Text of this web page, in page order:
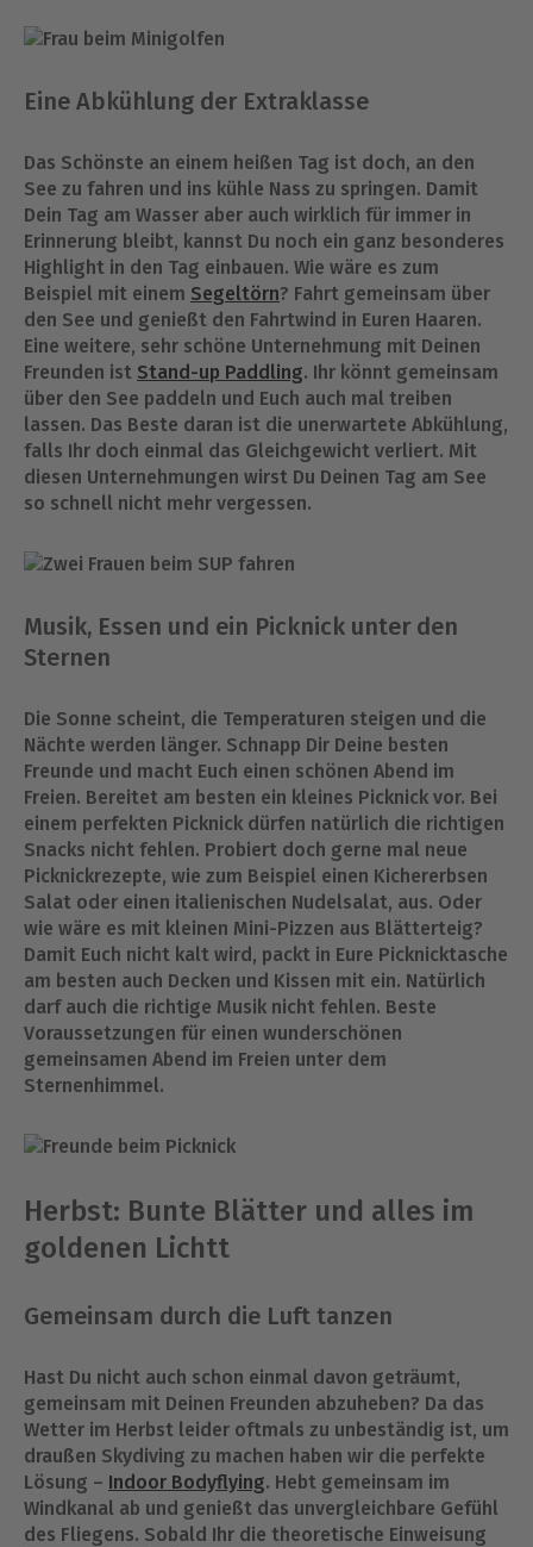
Eine Abkühlung der Extraklasse
Das Schönste an einem heißen Tag ist doch, an den
See zu fahren und ins kühle Nass zu springen. Damit
Dein Tag am Wasser aber auch wirklich für immer in
Erinnerung bleibt, kannst Du noch ein ganz besonderes
Highlight in den Tag einbauen. Wie wäre es zum
Beispiel mit einem Segeltörn? Fahrt gemeinsam über
den See und genießt den Fahrtwind in Euren Haaren.
Eine weitere, sehr schöne Unternehmung mit Deinen
Freunden ist Stand-up Paddling. Ihr könnt gemeinsam
über den See paddeln und Euch auch mal treiben
lassen. Das Beste daran ist die unerwartete Abkühlung,
falls Ihr doch einmal das Gleichgewicht verliert. Mit
diesen Unternehmungen wirst Du Deinen Tag am See
so schnell nicht mehr vergessen.
Musik, Essen und ein Picknick unter den
Sternen
Die Sonne scheint, die Temperaturen steigen und die
Nächte werden länger. Schnapp Dir Deine besten
Freunde und macht Euch einen schönen Abend im
Freien. Bereitet am besten ein kleines Picknick vor. Bei
einem perfekten Picknick dürfen natürlich die richtigen
Snacks nicht fehlen. Probiert doch gerne mal neue
Picknickrezepte, wie zum Beispiel einen Kichererbsen
Salat oder einen italienischen Nudelsalat, aus. Oder
wie wäre es mit kleinen Mini-Pizzen aus Blätterteig?
Damit Euch nicht kalt wird, packt in Eure Picknicktasche
am besten auch Decken und Kissen mit ein. Natürlich
darf auch die richtige Musik nicht fehlen. Beste
Voraussetzungen für einen wunderschönen
gemeinsamen Abend im Freien unter dem
Sternenhimmel.
Herbst: Bunte Blätter und alles im
goldenen Lichtt
Gemeinsam durch die Luft tanzen
Hast Du nicht auch schon einmal davon geträumt,
gemeinsam mit Deinen Freunden abzuheben? Da das
Wetter im Herbst leider oftmals zu unbeständig ist, um
draußen Skydiving zu machen haben wir die perfekte
Lösung – Indoor Bodyflying. Hebt gemeinsam im
Windkanal ab und genießt das unvergleichbare Gefühl
des Fliegens. Sobald Ihr die theoretische Einweisung